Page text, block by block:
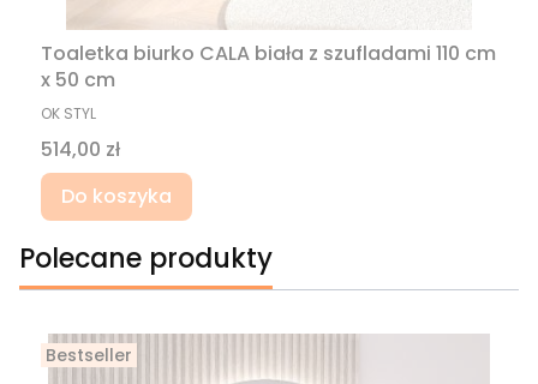
Toaletka biurko CALA biała z szufladami 110 cm
x 50 cm
PRODUCENT
OK STYL
Cena
514,00 zł
Do koszyka
Polecane produkty
Bestseller